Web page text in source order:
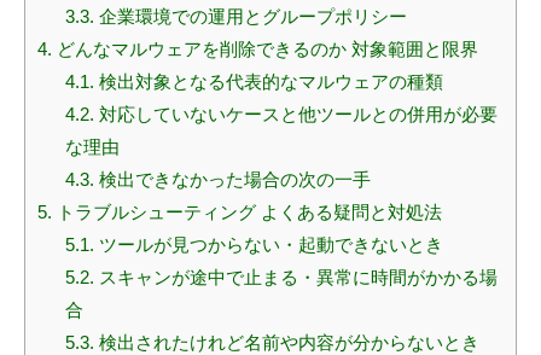
3.3. 企業環境での運用とグループポリシー
4. どんなマルウェアを削除できるのか 対象範囲と限界
4.1. 検出対象となる代表的なマルウェアの種類
4.2. 対応していないケースと他ツールとの併用が必要
な理由
4.3. 検出できなかった場合の次の一手
5. トラブルシューティング よくある疑問と対処法
5.1. ツールが見つからない・起動できないとき
5.2. スキャンが途中で止まる・異常に時間がかかる場
合
5.3. 検出されたけれど名前や内容が分からないとき